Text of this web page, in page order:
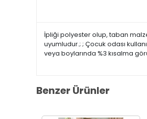
İpliği polyester olup, taban
uyumludur.; ; Çocuk odası
veya boylarında %3 kısalma
Benzer Ürünler